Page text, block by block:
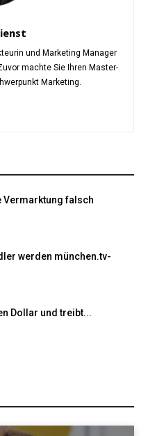
und Marketing Manager
machte Sie Ihren Master-
Marketing.
Vermarktung falsch
werden münchen.tv-
Dollar und treibt...